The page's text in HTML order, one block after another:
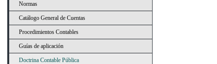
Normas
Catálogo General de Cuentas
Procedimientos Contables
Guías de aplicación
Doctrina Contable Pública